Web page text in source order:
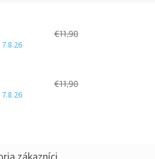
7.8.26
€11,90
7.8.26
€11,90